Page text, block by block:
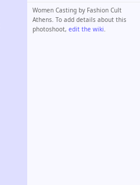
Women Casting by Fashion Cult
Athens. To add details about this
photoshoot, edit the wiki.